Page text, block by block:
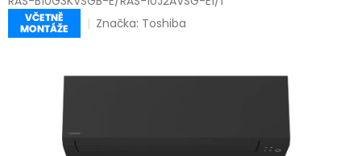
Značka: Toshiba